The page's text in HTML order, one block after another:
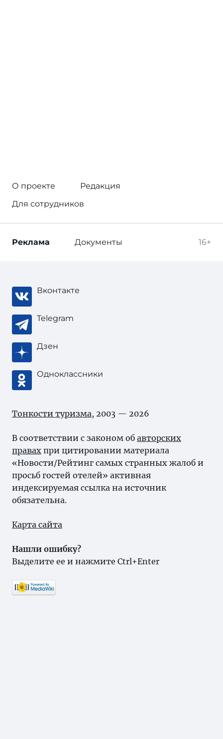
О проекте
Редакция
Для сотрудников
16+
Реклама Документы
Вконтакте
Telegram
Дзен
Одноклассники
Тонкости туризма, 2003 — 2026
В соответствии с законом об авторских
правах при цитировании материала
«Новости/Рейтинг самых странных жалоб и
просьб гостей отелей» активная
индексируемая ссылка на источник
обязательна.
Карта сайта
Нашли ошибку?
Выделите ее и нажмите Ctrl+Enter